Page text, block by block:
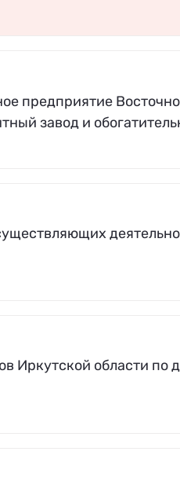
предприятие
завод и
Иркутской области по